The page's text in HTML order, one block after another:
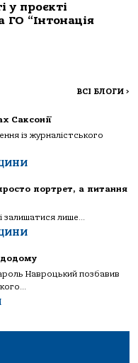
у проєкті
ГО “Інтонація
ВСІ БЛОГИ >
Саксонії
із журналістського
портрет, а питання
залишатися лише...
додому
Навроцький позбавив